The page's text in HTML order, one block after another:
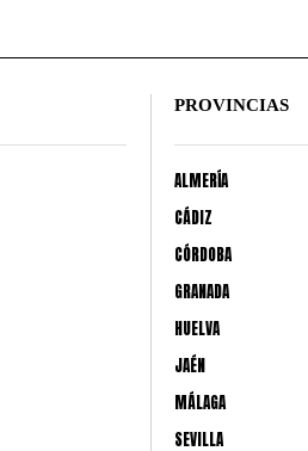
PROVINCIAS
ALMERÍA
CÁDIZ
CÓRDOBA
GRANADA
HUELVA
JAÉN
MÁLAGA
SEVILLA